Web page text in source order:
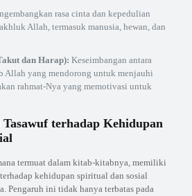
rasa cinta dan kepedulian
Allah, termasuk manusia, hewan, dan
dan Harap): Keseimbangan antara
Allah yang mendorong untuk menjauhi
rahmat-Nya yang memotivasi untuk
terhadap Kehidupan
termuat dalam kitab-kitabnya, memiliki
kehidupan spiritual dan sosial
Pengaruh ini tidak hanya terbatas pada